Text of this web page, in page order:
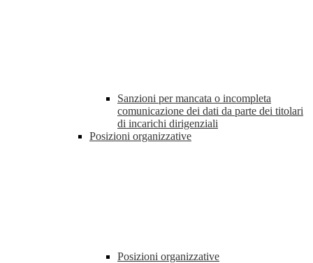
Sanzioni per mancata o incompleta
comunicazione dei dati da parte dei titolari
di incarichi dirigenziali
Posizioni organizzative
Posizioni organizzative